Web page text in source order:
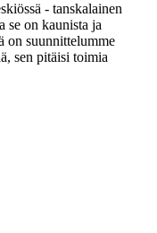
- tanskalainen
se on kaunista ja
on suunnittelumme
sen pitäisi toimia